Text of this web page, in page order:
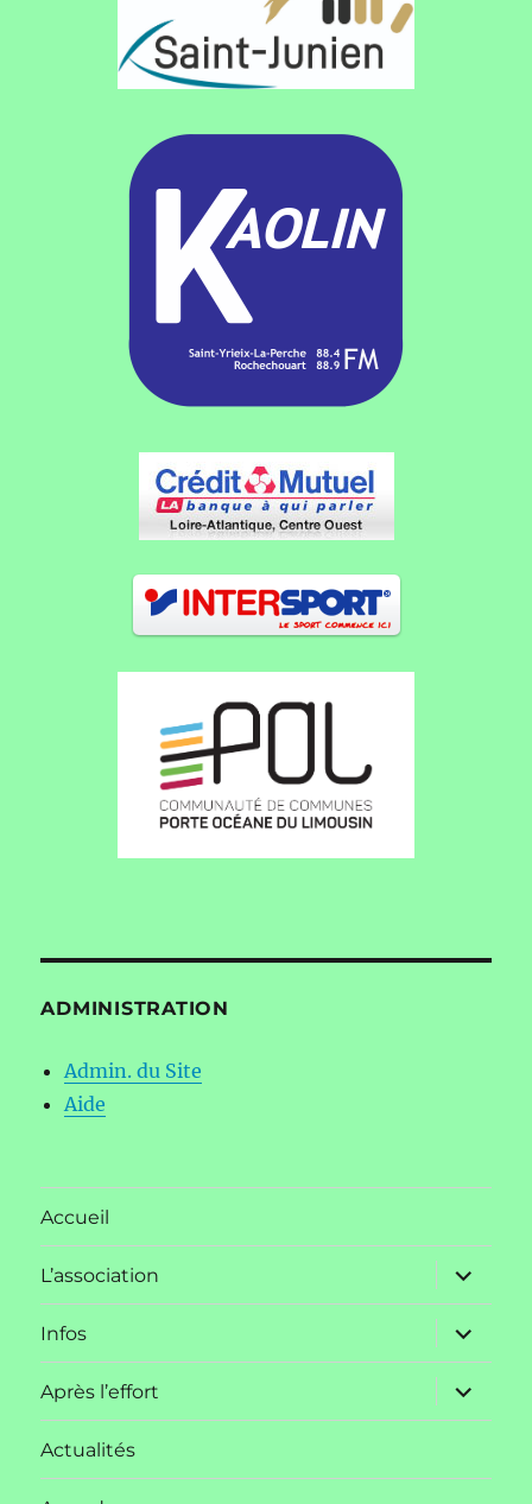
ADMINISTRATION
Admin. du Site
Aide
Accueil
L’association
ouvrir
le
sous-
menu
Infos
ouvrir
le
sous-
menu
Après l’effort
ouvrir
le
sous-
Actualités